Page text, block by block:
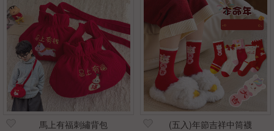
馬上有福刺繡背包 (五入)年節吉祥中筒襪